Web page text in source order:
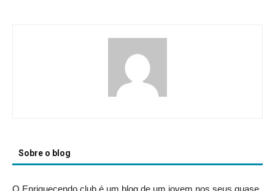
Sobre o blog
O Enriquecendo.club é um blog de um jovem nos seus quase